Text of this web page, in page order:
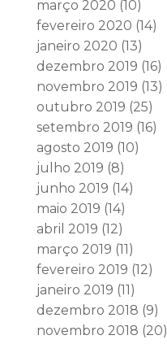
março 2020 (10)
fevereiro 2020 (14)
janeiro 2020 (13)
dezembro 2019 (16)
novembro 2019 (13)
outubro 2019 (25)
setembro 2019 (16)
agosto 2019 (10)
julho 2019 (8)
junho 2019 (14)
maio 2019 (14)
abril 2019 (12)
março 2019 (11)
fevereiro 2019 (12)
janeiro 2019 (11)
dezembro 2018 (9)
novembro 2018 (20)